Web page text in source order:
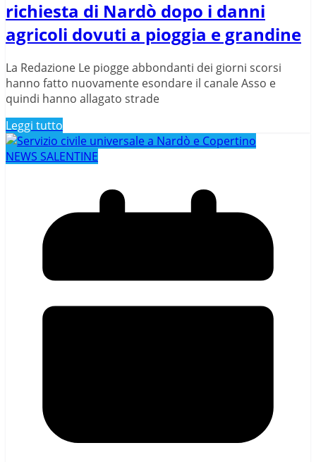
richiesta di Nardò dopo i danni
agricoli dovuti a pioggia e grandine
La Redazione Le piogge abbondanti dei giorni scorsi
hanno fatto nuovamente esondare il canale Asso e
quindi hanno allagato strade
Leggi tutto
NEWS SALENTINE